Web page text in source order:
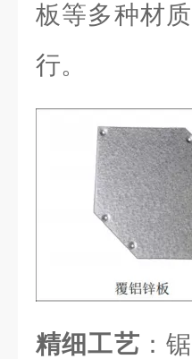
板等多种材
行。
精细工艺 ：